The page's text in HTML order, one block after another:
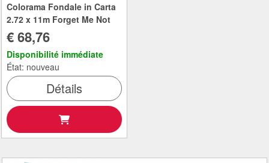
Colorama Fondale in Carta
2.72 x 11m Forget Me Not
€ 68,76
Disponibilité immédiate
État: nouveau
Détails